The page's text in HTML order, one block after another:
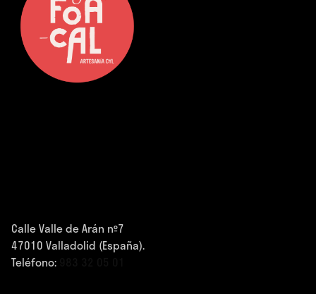
Calle Valle de Arán nº7
47010 Valladolid (España).
Teléfono: